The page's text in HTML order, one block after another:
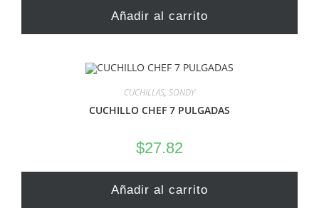
Añadir al carrito
CUCHILLAS, SONDY
CUCHILLO CHEF 7 PULGADAS
$27.82
Añadir al carrito